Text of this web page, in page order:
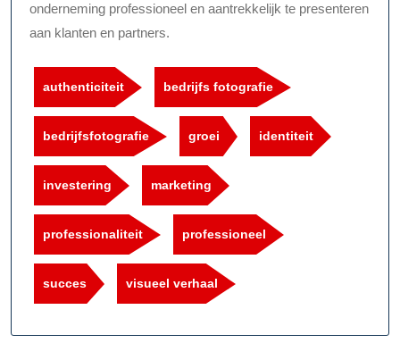
onderneming professioneel en aantrekkelijk te presenteren
aan klanten en partners.
authenticiteit bedrijfs fotografie
bedrijfsfotografie groei identiteit
investering marketing
professionaliteit professioneel
succes visueel verhaal